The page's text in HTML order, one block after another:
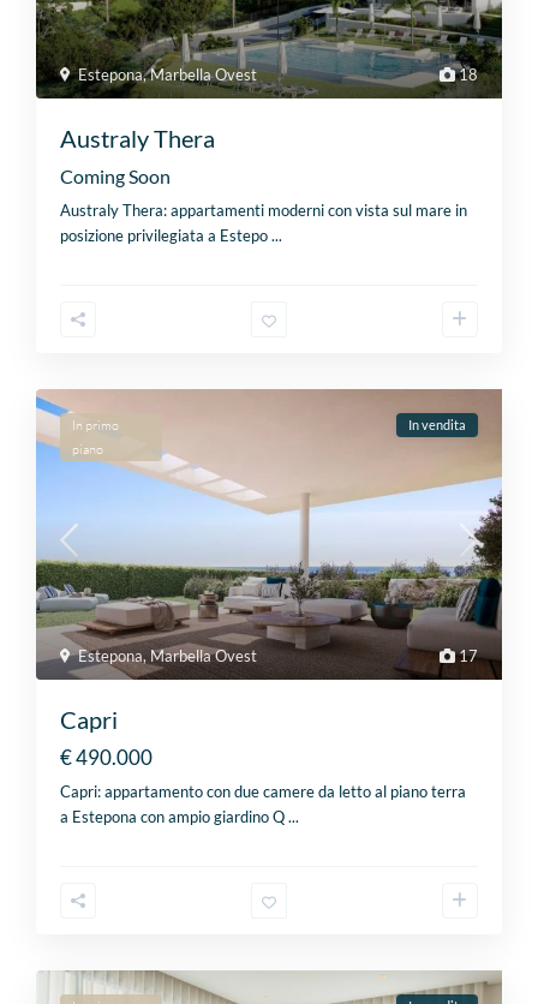
18
Estepona,Marbella Ovest
Australy Thera
Coming Soon
Australy Thera: appartamenti moderni con vista sul mare in
posizione privilegiata a Estepo...
17
Estepona,Marbella Ovest
In primo
piano
In vendita
Capri
€ 490.000
Capri: appartamento con due camere da letto al piano terra
a Estepona con ampio giardino Q...